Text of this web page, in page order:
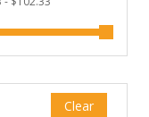
Clear